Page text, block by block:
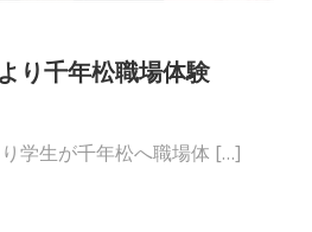
り千年松職場体験
学生が千年松へ職場体 […]